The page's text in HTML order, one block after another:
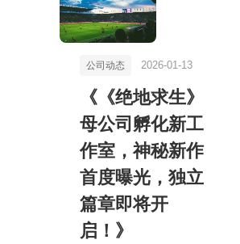
公司动态 2026-01-13
《《绝地求生》
母公司孵化新工
作室，神秘新作
首度曝光，独立
篇章即将开
启！》